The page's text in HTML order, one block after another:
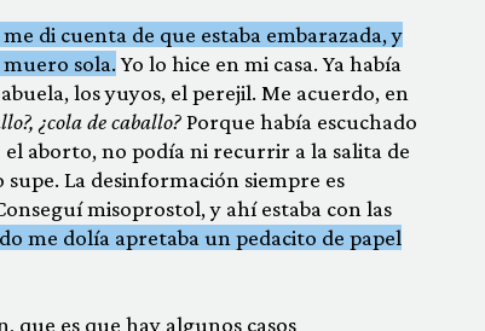
di cuenta de que estaba embarazada, y
sola.Yo lo hice en mi casa. Ya había
los yuyos, el perejil. Me acuerdo, en
¿cola de caballo?Porque había escuchado
el aborto, no podía ni recurrir a la salita de
La desinformación siempre es
misoprostol, y ahí estaba con las
me dolía apretaba un pedacito de papel
que es que hay algunos casos